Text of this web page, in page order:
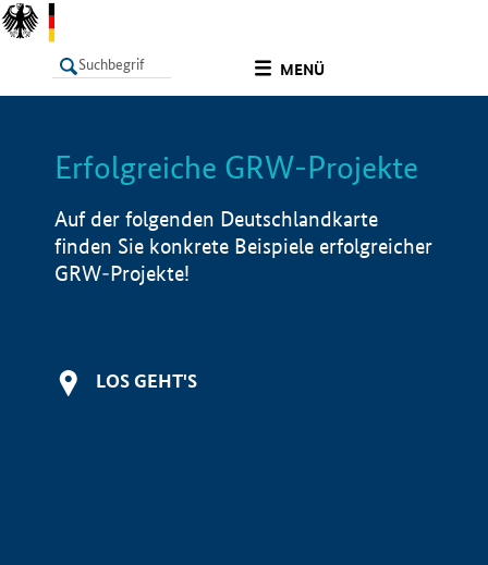
MENÜ
LISTE Info
Erfolgreiche GRW-Projekte
Auf der folgenden Deutschlandkarte
finden Sie konkrete Beispiele erfolgreicher
GRW-Projekte!
LOS GEHT'S